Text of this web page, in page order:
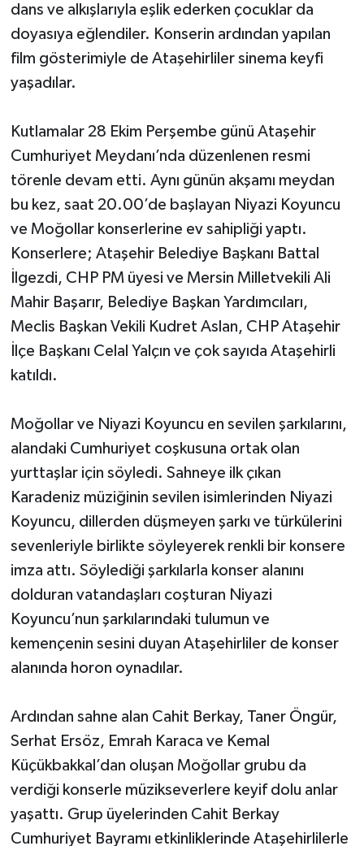
dans ve alkışlarıyla eşlik ederken çocuklar da
doyasıya eğlendiler. Konserin ardından yapılan
film gösterimiyle de Ataşehirliler sinema keyfi
yaşadılar.
Kutlamalar 28 Ekim Perşembe günü Ataşehir
Cumhuriyet Meydanı’nda düzenlenen resmi
törenle devam etti. Aynı günün akşamı meydan
bu kez, saat 20.00’de başlayan Niyazi Koyuncu
ve Moğollar konserlerine ev sahipliği yaptı.
Konserlere; Ataşehir Belediye Başkanı Battal
İlgezdi, CHP PM üyesi ve Mersin Milletvekili Ali
Mahir Başarır, Belediye Başkan Yardımcıları,
Meclis Başkan Vekili Kudret Aslan, CHP Ataşehir
İlçe Başkanı Celal Yalçın ve çok sayıda Ataşehirli
katıldı.
Moğollar ve Niyazi Koyuncu en sevilen şarkılarını,
alandaki Cumhuriyet coşkusuna ortak olan
yurttaşlar için söyledi. Sahneye ilk çıkan
Karadeniz müziğinin sevilen isimlerinden Niyazi
Koyuncu, dillerden düşmeyen şarkı ve türkülerini
sevenleriyle birlikte söyleyerek renkli bir konsere
imza attı. Söylediği şarkılarla konser alanını
dolduran vatandaşları coşturan Niyazi
Koyuncu’nun şarkılarındaki tulumun ve
kemençenin sesini duyan Ataşehirliler de konser
alanında horon oynadılar.
Ardından sahne alan Cahit Berkay, Taner Öngür,
Serhat Ersöz, Emrah Karaca ve Kemal
Küçükbakkal’dan oluşan Moğollar grubu da
verdiği konserle müzikseverlere keyif dolu anlar
yaşattı. Grup üyelerinden Cahit Berkay
Cumhuriyet Bayramı etkinliklerinde Ataşehirlilerle